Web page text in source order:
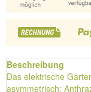
Beschreibung
Das elektrische
asymmetrisch;